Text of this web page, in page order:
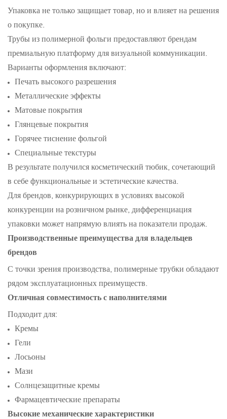
Упаковка не только защищает товар, но и влияет на решения
о покупке.
Трубы из полимерной фольги предоставляют брендам
премиальную платформу для визуальной коммуникации.
Варианты оформления включают:
Печать высокого разрешения
Металлические эффекты
Матовые покрытия
Глянцевые покрытия
Горячее тиснение фольгой
Специальные текстуры
В результате получился косметический тюбик, сочетающий
в себе функциональные и эстетические качества.
Для брендов, конкурирующих в условиях высокой
конкуренции на розничном рынке, дифференциация
упаковки может напрямую влиять на показатели продаж.
Производственные преимущества для владельцев
брендов
С точки зрения производства, полимерные трубки обладают
рядом эксплуатационных преимуществ.
Отличная совместимость с наполнителями
Подходит для:
Кремы
Гели
Лосьоны
Мази
Солнцезащитные кремы
Фармацевтические препараты
Высокие механические характеристики